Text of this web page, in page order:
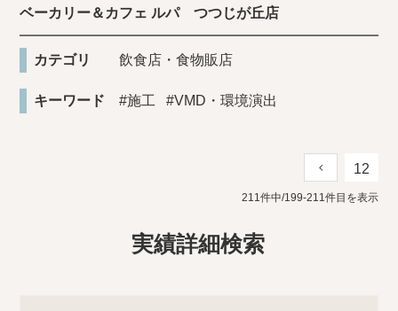
ベーカリー＆カフェ ルパ つつじが丘店
カテゴリ 飲食店・食物販店
キーワード #施工 #VMD・環境演出
12
211件中/199-211件目を表示
実績詳細検索